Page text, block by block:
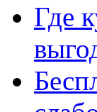
Где